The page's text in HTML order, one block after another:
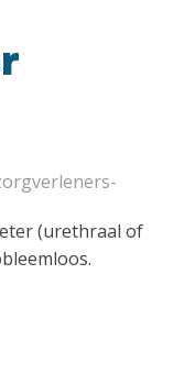
(urethraal of